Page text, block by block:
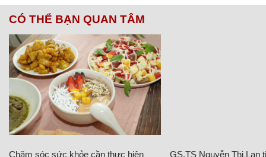
CÓ THỂ BẠN QUAN TÂM
Chăm sóc sức khỏe cần thực hiện
GS.TS Nguyễn Thị Lan